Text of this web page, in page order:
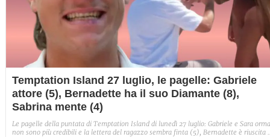
Temptation Island 27 luglio, le pagelle: Gabriele
attore (5), Bernadette ha il suo Diamante (8),
Sabrina mente (4)
Le pagelle della puntata di Temptation Island di lunedì 27 luglio: Gabriele e Sara
non sono più credibili e la lettera del ragazzo sembra finta (5), Bernadette è riuscita